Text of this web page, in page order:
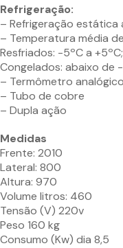
Refrigeração:
– Refrigeração
– Temperatura média
Resfriados: -5ºC a +5ºC;
Congelados: abaixo de -
– Termômetro
– Tubo de cobre
– Dupla ação
Medidas
Frente: 2010
Lateral: 800
Altura: 970
Volume litros: 460
Tensão (V) 220v
Peso 160 kg
Consumo (Kw) dia 8,5